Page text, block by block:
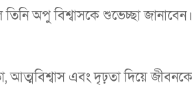
অপু বিশ্বাসকে শুভেচ্ছা
আত্মবিশ্বাস এবং দৃঢ়তা দিয়ে